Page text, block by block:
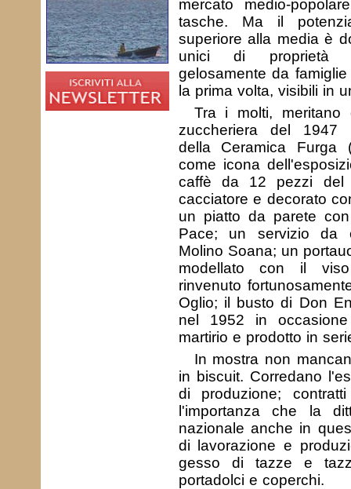
mercato medio-
tasche. Ma il
superiore alla media è
unici di proprietà
gelosamente da
la prima volta, visibili in
Tra i molti,
zuccheriera del 1947
della Ceramica
come icona
caffè da 12 pezzi
cacciatore e decorato
un piatto da parete
Pace; un servizio da
Molino Soana; un
modellato con il
rinvenuto
Oglio; il busto di Don
nel 1952 in
martirio e prodotto in
In mostra non
in biscuit. Corredano
di produzione;
l'importanza che la
nazionale anche in
di lavorazione e
gesso di tazze e
portadolci e coperchi.